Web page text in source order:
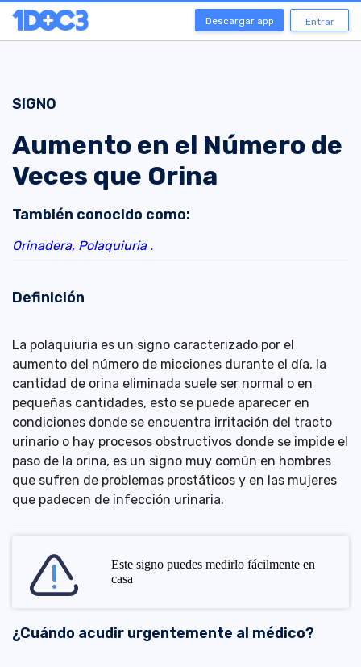
Descargar app Entrar
SIGNO
Aumento en el Número de
Veces que Orina
También conocido como:
Orinadera, Polaquiuria .
Definición
La polaquiuria es un signo caracterizado por el
aumento del número de micciones durante el día, la
cantidad de orina eliminada suele ser normal o en
pequeñas cantidades, esto se puede aparecer en
condiciones donde se encuentra irritación del tracto
urinario o hay procesos obstructivos donde se impide el
paso de la orina, es un signo muy común en hombres
que sufren de problemas prostáticos y en las mujeres
que padecen de infección urinaria.
Este signo puedes medirlo fácilmente en
casa
¿Cuándo acudir urgentemente al médico?